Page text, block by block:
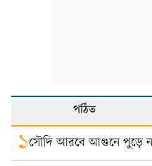
পঠিত
১সৌদি আরবে আগুনে পুড়ে